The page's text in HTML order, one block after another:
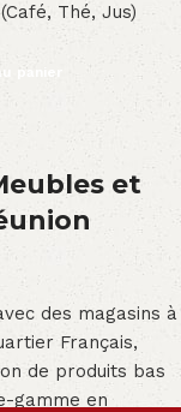
Thé, Jus)
panier
et
des magasins à
Français,
de produits bas
gamme en